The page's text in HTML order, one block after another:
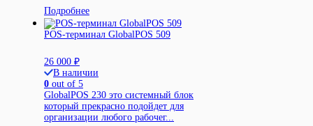
Подробнее
POS-терминал GlobalPOS 509
26 000 ₽
В наличии
0 out of 5
GlobalPOS 230 это системный блок
который прекрасно подойдет для
организации любого рабочег...